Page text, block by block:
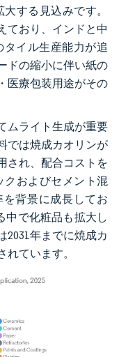
する見込みです。
ており、インドと中
タイル生産能力が追
ドの縮小に伴い紙の
医療包装用途がその
ムライト生成が重要
では焼成カオリンが
され、配合コストを
クおよびセメント混
背景に成長してお
中で化粧品も拡大し
2031年までに焼成カ
ています。